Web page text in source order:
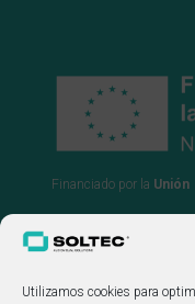
Utilizamos cookies para
Financiado por la Unión